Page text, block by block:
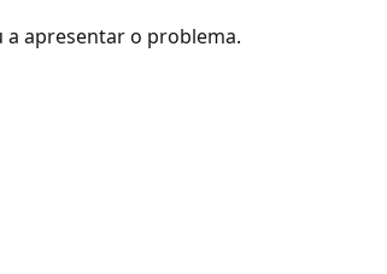
a apresentar o problema.